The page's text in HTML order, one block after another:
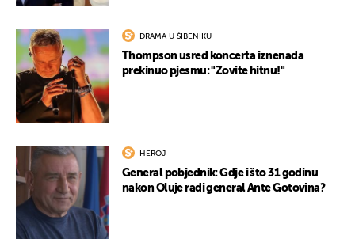
DRAMA U ŠIBENIKU
Thompson usred koncerta iznenada
prekinuo pjesmu: "Zovite hitnu!"
HEROJ
General pobjednik: Gdje i što 31 godinu
nakon Oluje radi general Ante Gotovina?